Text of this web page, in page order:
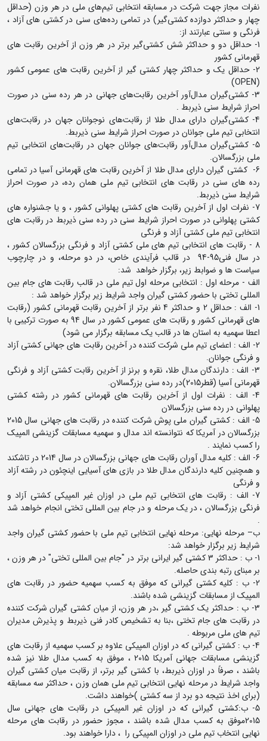
نفرات مجاز جهت شرکت در مسابقه انتخابی تیم‌های ملی در هر وزن (حداقل
چهار و حداکثر دوازده کشتی‌گیر) در تمامی رده‌های سنی در کشتی های آزاد ،
فرنگی و سنتی عبارتند از:
1- حداقل دو و حداکثر شش کشتی‌گیر برتر در هر وزن از آخرین رقابت های
قهرمانی کشور
2- حداقل یک و حداکثر چهار کشتی گیر از آخرین رقابت های عمومی کشور
(OPEN)
3- کشتی‌گیران مدال‌آور آخرین رقابت‌های جهانی در هر رده سنی در صورت
احراز شرایط سنی ذیربط .
4- کشتی‌گیران دارای مدال طلا از رقابت‌های نوجوانان جهان در رقابت‌های
انتخابی تیم ملی جوانان در صورت احراز شرایط سنی ذیربط.
5- کشتی‌گیران مدال‌آور رقابت‌های جوانان جهان در رقابت‌های انتخابی تیم
ملی بزرگسالان.
6- کشتی گیران دارای مدال طلا از آخرین رقابت های قهرمانی آسیا در تمامی
رده های سنی در رقابت های انتخابی تیم ملی همان رده، در صورت احراز
شرایط سنی ذیربط.
7- نفرات اول از آخرین رقابت های کشتی پهلوانی کشور ، و یا جشنواره های
کشتی پهلوانی در صورت احراز شرایط سنی در رده سنی ذیربط در رقابت های
انتخابی تیم ملی کشتی آزاد و فرنگی
8 - رقابت های انتخابی تیم های ملی کشتی آزاد و فرنگی بزرگسالان کشور ،
در سال فنی95-94 در قالب فرآیندی خاص، در دو مرحله، و در چارچوب
سیاست ها و ضوابط زیر، برگزار خواهد شد:
الف - مرحله اول : انتخابی مرحله اول تیم ملی در قالب رقابت های جام بین
المللی تختی با حضور کشتی گیران واجد شرایط زیر برگزار خواهد شد :
1- الف : حداقل 2 و حداکثر 4 نفر برتر از آخرین رقابت قهرمانی کشور (رقابت
های قهرمانی کشور و رقابت های عمومی کشور در سال 94 به صورت ترکیبی با
اعطا سهمیه به استان ها در قالب یک مسابقه برگزار می شود)
2- الف : اعضای تیم ملی شرکت کننده در آخرین رقابت های جهانی کشتی آزاد
و فرنگی جوانان.
3- الف : دارندگان مدال طلا، نقره و برنز از آخرین رقابت کشتی آزاد و فرنگی
قهرمانی آسیا (قطر2015)در رده سنی بزرگسالان.
4- الف : نفرات اول از آخرین رقابت های قهرمانی کشور در رشته کشتی
پهلوانی در رده سنی بزرگسالان
5- الف : کشتی گیران ملی پوش شرکت کننده در رقابت های جهانی سال 2015
بزرگسالان در آمریکا که نتوانسته اند مدال و سهمیه مسابقات گزینشی المپیک
را کسب نمایند .
6- الف : کلیه مدال آوران رقابت های جهانی بزرگسالان در سال 2014 در تاشکند
و همچنین کلیه دارندگان مدال طلا در بازی های آسیایی اینچئون در رشته آزاد
و فرنگی
7- الف : رقابت های انتخابی تیم ملی در اوزان غیر المپیکی کشتی آزاد و
فرنگی بزرگسالان ، در یک مرحله و در جام بین المللی تختی انجام خواهد شد
.
ب– مرحله نهایی: مرحله نهایی انتخابی تیم ملی با حضور کشتی گیران واجد
شرایط زیر برگزار خواهد شد:
1- ب : حداکثر 3 کشتی گیر ایرانی برتر در "جام بین المللی تختی" در هر وزن ،
بر مبنای رتبه بندی حاصله.
2- ب : کلیه کشتی گیرانی که موفق به کسب سهمیه حضور در رقابت های
المپیک از مسابقات گزینشی شده باشند.
3- ب : حداکثر یک کشتی گیر ،در هر وزن، از میان کشتی گیران شرکت کننده
در رقابت های جام تختی ،بنا به تشخیص کادر فنی ذیربط و پذیرش مدیران
تیم های ملی مربوطه .
4- ب : کشتی گیرانی که در اوزان المپیکی علاوه بر کسب سهمیه از رقابت های
گزینشی مسابقات جهانی آمریکا 2015 ، موفق به کسب مدال طلا نیز شده
باشند ، صرفاً در اوزان ذیربط، با کشتی گیر برتر، از رقابت میان کشتی گیران
واجد شرایط در مرحله نهایی انتخابی تیم ملی همان وزن ، حداکثر سه مسابقه
(برای اخذ نتیجه دو برد از سه کشتی )خواهند داشت.
5- ب:کشتی گیرانی که در اوزان غیر المپیکی در رقابت های جهانی سال
2015موفق به کسب مدال شده باشند ، مجوز حضور در رقابت های مرحله
نهایی انتخاب تیم ملی در اوزان المپیکی را ، دارا خواهند بود.